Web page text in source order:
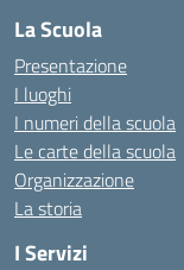
La Scuola
Presentazione
I luoghi
I numeri della scuola
Le carte della scuola
Organizzazione
La storia
I Servizi